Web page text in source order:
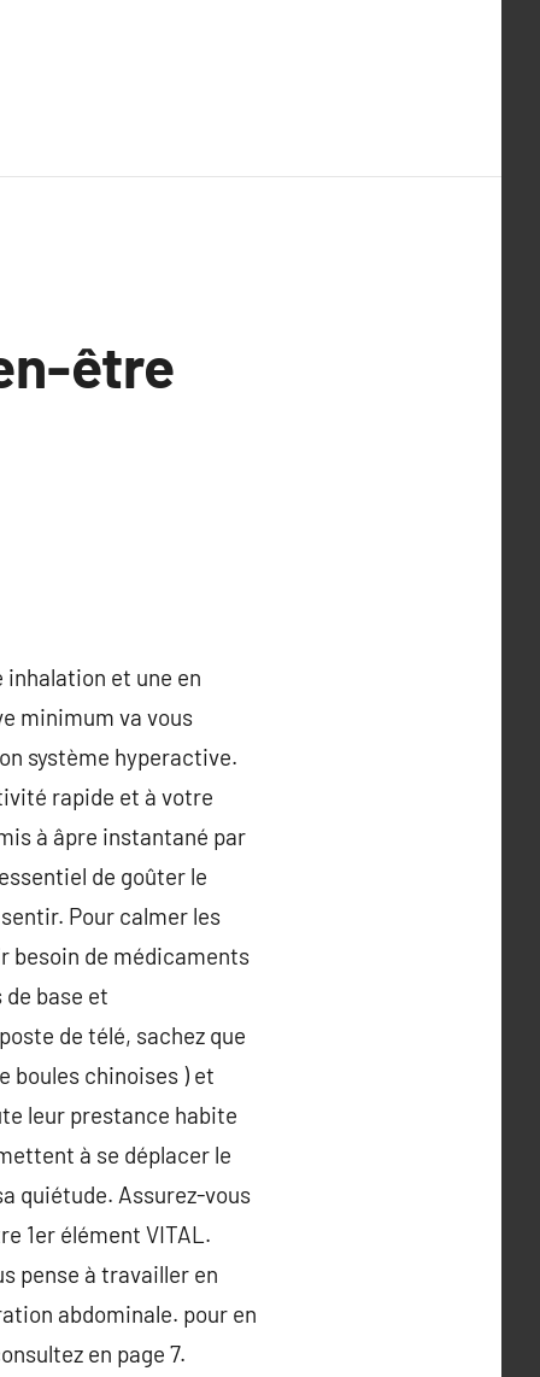
être
et une en
minimum va vous
système hyperactive.
rapide et à votre
à âpre instantané par
de goûter le
Pour calmer les
besoin de médicaments
base et
de télé, sachez que
boules chinoises ) et
leur prestance habite
à se déplacer le
quiétude. Assurez-vous
1er élément VITAL.
pense à travailler en
abdominale. pour en
en page 7.